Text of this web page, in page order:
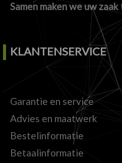
Samen maken we uw
KLANTENSERVICE
Garantie en service
Advies en maatwerk
Bestelinformatie
Betaalinformatie